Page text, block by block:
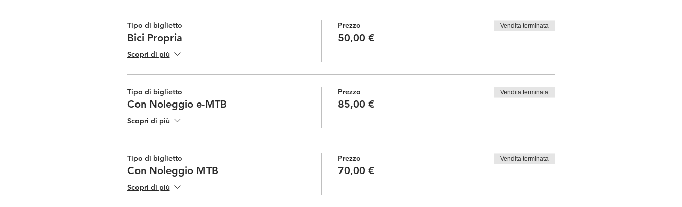
Tipo di biglietto
Bici Propria
Scopri di più
Prezzo
50,00 €
Vendita terminata
Tipo di biglietto
Con Noleggio e-MTB
Scopri di più
Prezzo
85,00 €
Vendita terminata
Tipo di biglietto
Con Noleggio MTB
Scopri di più
Prezzo
70,00 €
Vendita terminata